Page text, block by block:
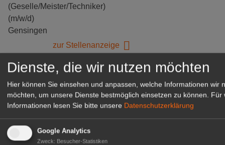
(Geselle/Meister/Techniker)
(m/w/d)
Gensingen
zur Stellenanzeige
Dienste, die wir nutzen möchten
Hier können Sie einsehen und anpassen, welche Informationen wir
möchten, um unsere Dienste bestmöglich einsetzen zu können. Für
Informationen lesen Sie bitte unsere Datenschutzerklärung
Google Analytics
Zweck: Besucher-Statistiken